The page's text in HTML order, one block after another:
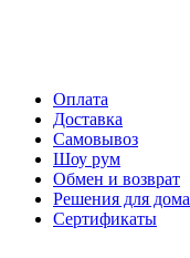
Оплата
Доставка
Самовывоз
Шоу рум
Обмен и возврат
Решения для дома
Сертификаты